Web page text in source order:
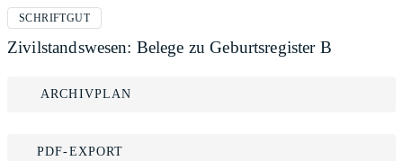
SCHRIFTGUT
Zivilstandswesen: Belege zu Geburtsregister B
ARCHIVPLAN
PDF-EXPORT